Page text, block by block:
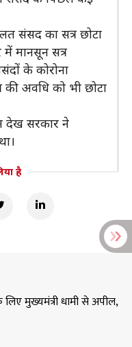
संसद का सत्र छोटा
मानसून सत्र
के कोरोना
की अवधि को भी छोटा
देख सरकार ने
है
मुख्यमंत्री धामी से अपील,